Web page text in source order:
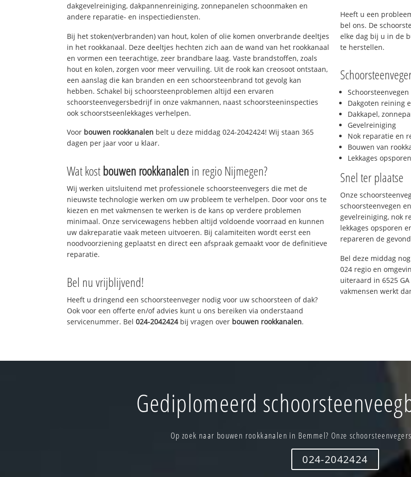
dakgevelreiniging, dakpannenreiniging, zonnepanelen schoonmaken en
andere reparatie- en inspectiediensten.
Bij het stoken(verbranden) van hout, kolen of olie komen onverbrande deeltjes
in het rookkanaal. Deze deeltjes hechten zich aan de wand van het rookkanaal
en vormen een teerachtige, zeer brandbare laag. Vaste brandstoffen, zoals
hout en kolen, zorgen voor meer vervuiling. Uit de rook kan creosoot ontstaan,
een aanslag die kan branden en een schoorsteenbrand tot gevolg kan
hebben. Schakel bij schoorsteenproblemen altijd een ervaren
schoorsteenvegersbedrijf in onze vakmannen, naast schoorsteeninspecties
ook schoorstseenlekkages verhelpen.
Voor bouwen rookkanalen belt u deze middag 024-2042424! Wij staan 365
dagen per jaar voor u klaar.
Wat kostbouwen rookkanalen in regio Nijmegen?
Wij werken uitsluitend met professionele schoorsteenvegers die met de
nieuwste technologie werken om uw probleem te verhelpen. Door voor ons te
kiezen en met vakmensen te werken is de kans op verdere problemen
minimaal. Onze servicewagens hebben altijd voldoende voorraad en kunnen
uw dakreparatie vaak meteen uitvoeren. Bij calamiteiten wordt eerst een
noodvoorziening geplaatst en direct een afspraak gemaakt voor de definitieve
reparatie.
Bel nu vrijblijvend!
Heeft u dringend een schoorsteenveger nodig voor uw schoorsteen of dak?
Ook voor een offerte en/of advies kunt u ons bereiken via onderstaand
servicenummer. Bel024-2042424bij vragen over bouwen rookkanalen.
Heeft u een
bel ons. De
elke dag bij u in de
te herstellen.
Dakgoten reining
Dakkapel,
Gevelreiniging
Nok reparatie en
Bouwen van
Lekkages
Snel ter plaatse
Onze
schoorsteenvegen
gevelreiniging, nok
lekkages opsporen
repareren de
Bel deze middag
024 regio en
uiteraard in 6525
vakmensen werkt
Gediplomeerd
Op zoek naar bouwen rookkanalen in Bemmel? Onze
024-2042424